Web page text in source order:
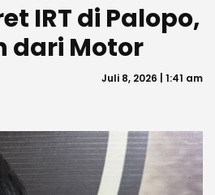
IRT di Palopo,
dari Motor
Juli 8, 2026 | 1:41 am